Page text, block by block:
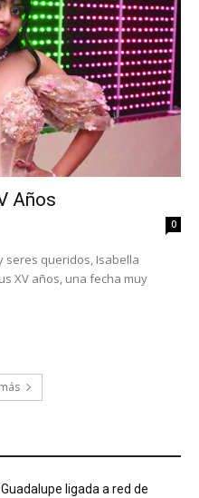
Años
0
seres queridos, Isabella
XV años, una fecha muy
ligada a red de